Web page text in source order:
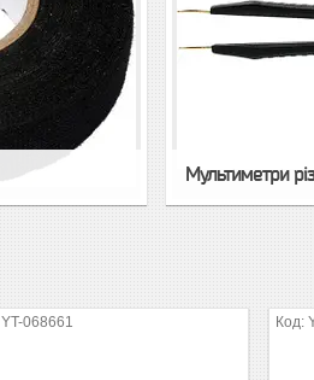
Мультиметри
YT-068661